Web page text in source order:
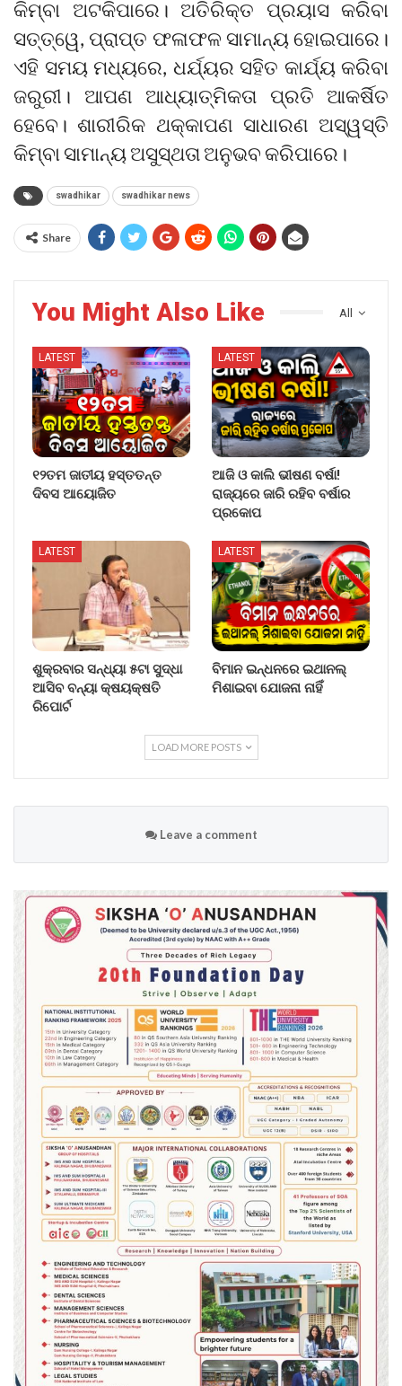
କିମ୍ବା ଅଟକିପାରେ। ଅତିରିକ୍ତ ପ୍ରୟାସ କରିବା
ସତ୍ତ୍ୱେ, ପ୍ରାପ୍ତ ଫଳାଫଳ ସାମାନ୍ୟ ହୋଇପାରେ।
ଏହି ସମୟ ମଧ୍ୟରେ, ଧର୍ଯ୍ୟର ସହିତ କାର୍ଯ୍ୟ କରିବା
ଜରୁରୀ। ଆପଣ ଆଧ୍ୟାତ୍ମିକତା ପ୍ରତି ଆକର୍ଷିତ
ହେବେ। ଶାରୀରିକ ଥକ୍କାପଣ ସାଧାରଣ ଅସ୍ୱସ୍ତି
କିମ୍ବା ସାମାନ୍ୟ ଅସୁସ୍ଥତା ଅନୁଭବ କରିପାରେ।
swadhikar swadhikar news
Share
All
You Might Also Like
LATEST
୧୨ତମ ଜାତୀୟ ହସ୍ତତନ୍ତ
ଦିବସ ଆୟୋଜିତ
LATEST
ଆଜି ଓ କାଲି ଭୀଷଣ ବର୍ଷା!
ରାଜ୍ୟରେ ଜାରି ରହିବ ବର୍ଷାର
ପ୍ରକୋପ
LATEST
ଶୁକ୍ରବାର ସନ୍ଧ୍ୟା ୫ଟା ସୁଦ୍ଧା
ଆସିବ ବନ୍ୟା କ୍ଷୟକ୍ଷତି
ରିପୋର୍ଟ
LATEST
ବିମାନ ଇନ୍ଧନରେ ଇଥାନଲ୍
ମିଶାଇବା ଯୋଜନା ନାହିଁ
LOAD MORE POSTS
Leave a comment